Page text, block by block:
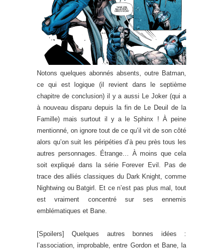
Notons quelques abonnés absents, outre Batman,
ce qui est logique (il revient dans le septième
chapitre de conclusion) il y a aussi Le Joker (qui a
à nouveau disparu depuis la fin de Le Deuil de la
Famille) mais surtout il y a le Sphinx ! À peine
mentionné, on ignore tout de ce qu’il vit de son côté
alors qu’on suit les péripéties d’à peu près tous les
autres personnages. Étrange… À moins que cela
soit expliqué dans la série Forever Evil. Pas de
trace des alliés classiques du Dark Knight, comme
Nightwing ou Batgirl. Et ce n’est pas plus mal, tout
est vraiment concentré sur ses ennemis
emblématiques et Bane.
[Spoilers] Quelques autres bonnes idées :
l’association, improbable, entre Gordon et Bane, la